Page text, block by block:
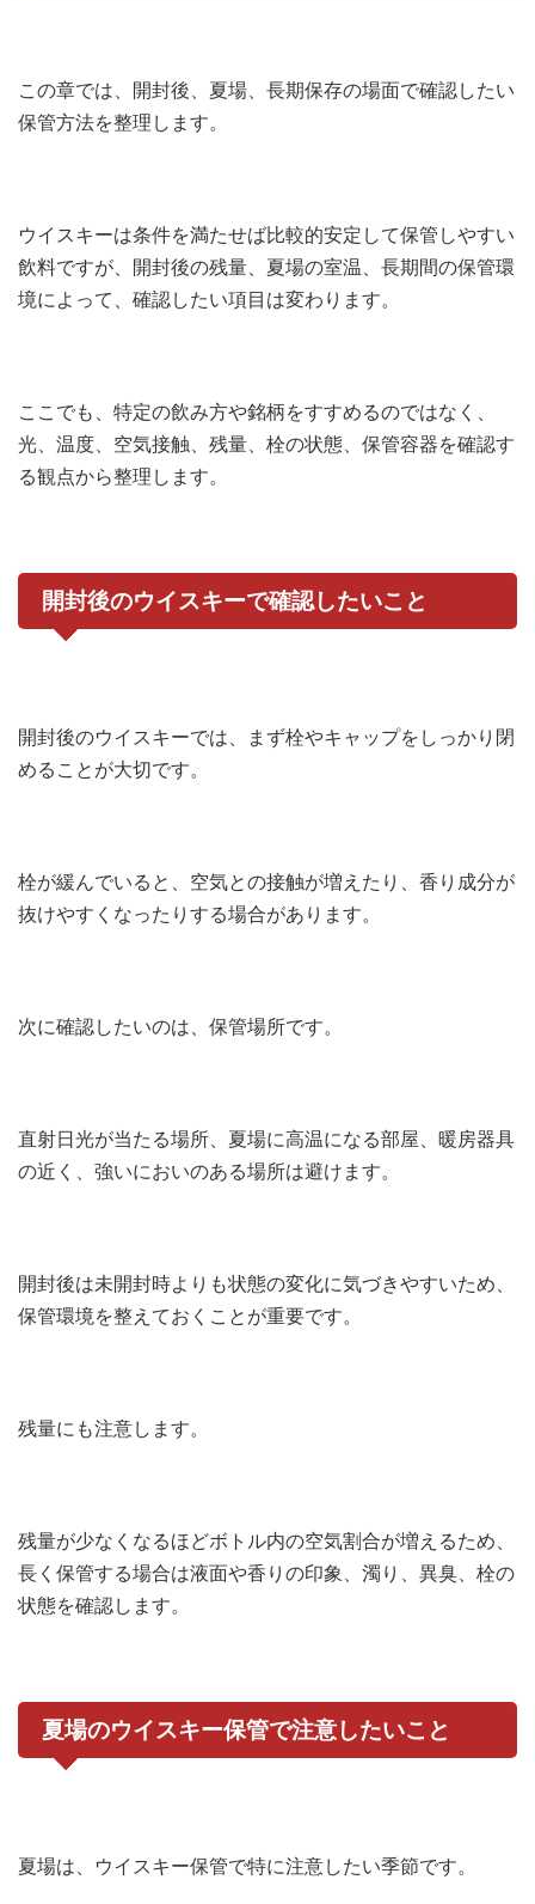
この章では、開封後、夏場、長期保存の場面で確認したい
保管方法を整理します。
ウイスキーは条件を満たせば比較的安定して保管しやすい
飲料ですが、開封後の残量、夏場の室温、長期間の保管環
境によって、確認したい項目は変わります。
ここでも、特定の飲み方や銘柄をすすめるのではなく、
光、温度、空気接触、残量、栓の状態、保管容器を確認す
る観点から整理します。
開封後のウイスキーで確認したいこと
開封後のウイスキーでは、まず栓やキャップをしっかり閉
めることが大切です。
栓が緩んでいると、空気との接触が増えたり、香り成分が
抜けやすくなったりする場合があります。
次に確認したいのは、保管場所です。
直射日光が当たる場所、夏場に高温になる部屋、暖房器具
の近く、強いにおいのある場所は避けます。
開封後は未開封時よりも状態の変化に気づきやすいため、
保管環境を整えておくことが重要です。
残量にも注意します。
残量が少なくなるほどボトル内の空気割合が増えるため、
長く保管する場合は液面や香りの印象、濁り、異臭、栓の
状態を確認します。
夏場のウイスキー保管で注意したいこと
夏場は、ウイスキー保管で特に注意したい季節です。